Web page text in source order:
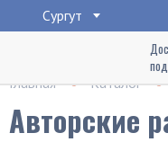
Сургут
Главная
Каталог
Авторские